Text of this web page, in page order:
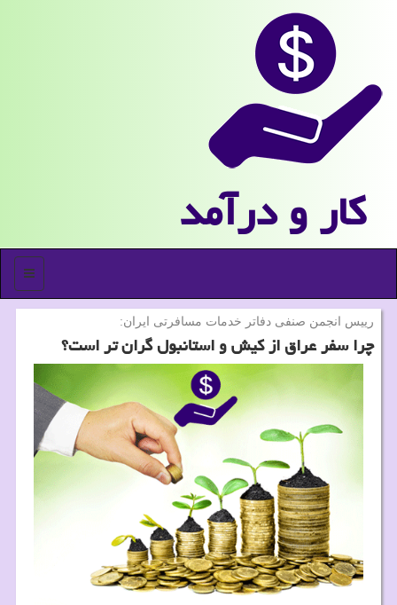
كار و درآمد
منو
رییس انجمن صنفی دفاتر خدمات مسافرتی ایران:
چرا سفر عراق از کیش و استانبول گران تر است؟